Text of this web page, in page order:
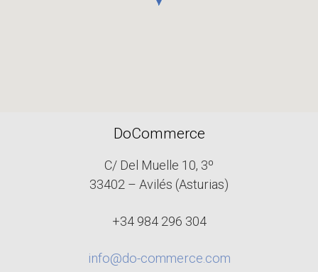
DoCommerce
C/ Del Muelle 10, 3º
33402 – Avilés (Asturias)
+34 984 296 304
info@do-commerce.com